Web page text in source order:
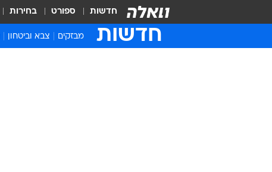
חדשות ספורט בחירות
חדשות מבזקים צבא וביטחון